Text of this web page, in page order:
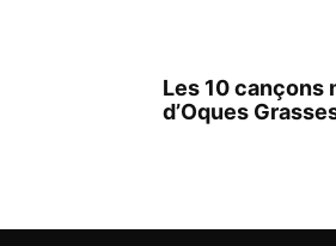
Les 10 cançons
d’Oques